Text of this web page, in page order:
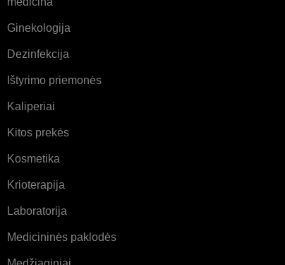
Ginekologija
Dezinfekcija
Ištyrimo priemonės
Kaliperiai
Kitos prekės
Kosmetika
Krioterapija
Laboratorija
Medicininės paklodės